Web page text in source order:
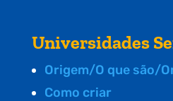
Universidades
Origem/O que são/
Como criar